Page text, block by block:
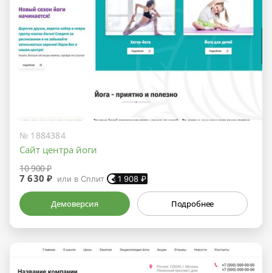
№ 1884384
Сайт центра йоги
10 900 ₽
7 630 ₽ или в Сплит 1 908 ₽
Демоверсия Подробнее